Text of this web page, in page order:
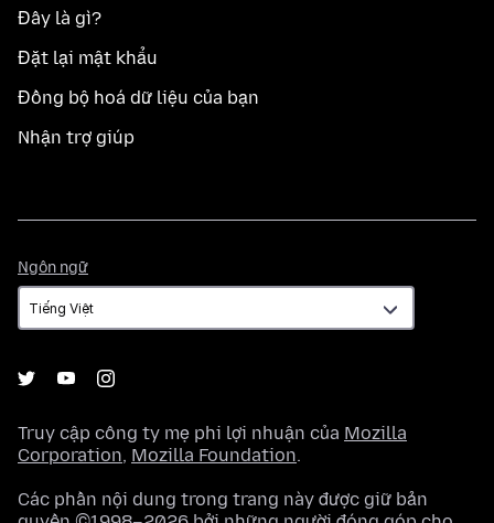
Đây là gì?
Đặt lại mật khẩu
Đồng bộ hoá dữ liệu của bạn
Nhận trợ giúp
Ngôn ngữ
ngữ
Truy cập công ty mẹ phi lợi nhuận của Mozilla
Corporation, Mozilla Foundation.
Các phần nội dung trong trang này được giữ bản